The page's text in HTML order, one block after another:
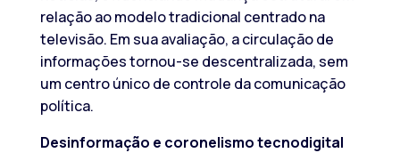
relação ao modelo tradicional centrado na
televisão. Em sua avaliação, a circulação de
informações tornou-se descentralizada, sem
um centro único de controle da comunicação
política.
Desinformação e coronelismo tecnodigital